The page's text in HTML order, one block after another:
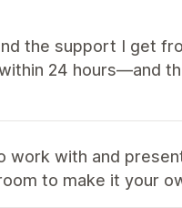
the support I get
24 hours—and
work with and
to make it your